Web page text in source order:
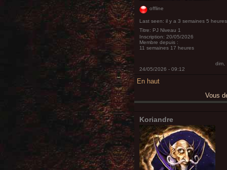
offline
Last seen: il y a 3 semaines 5 heures
Titre: PJ Niveau 1
Inscription: 20/05/2026
Membre depuis :
11 semaines 17 heures
dim,
24/05/2026 - 09:12
En haut
Vous
Koriandre